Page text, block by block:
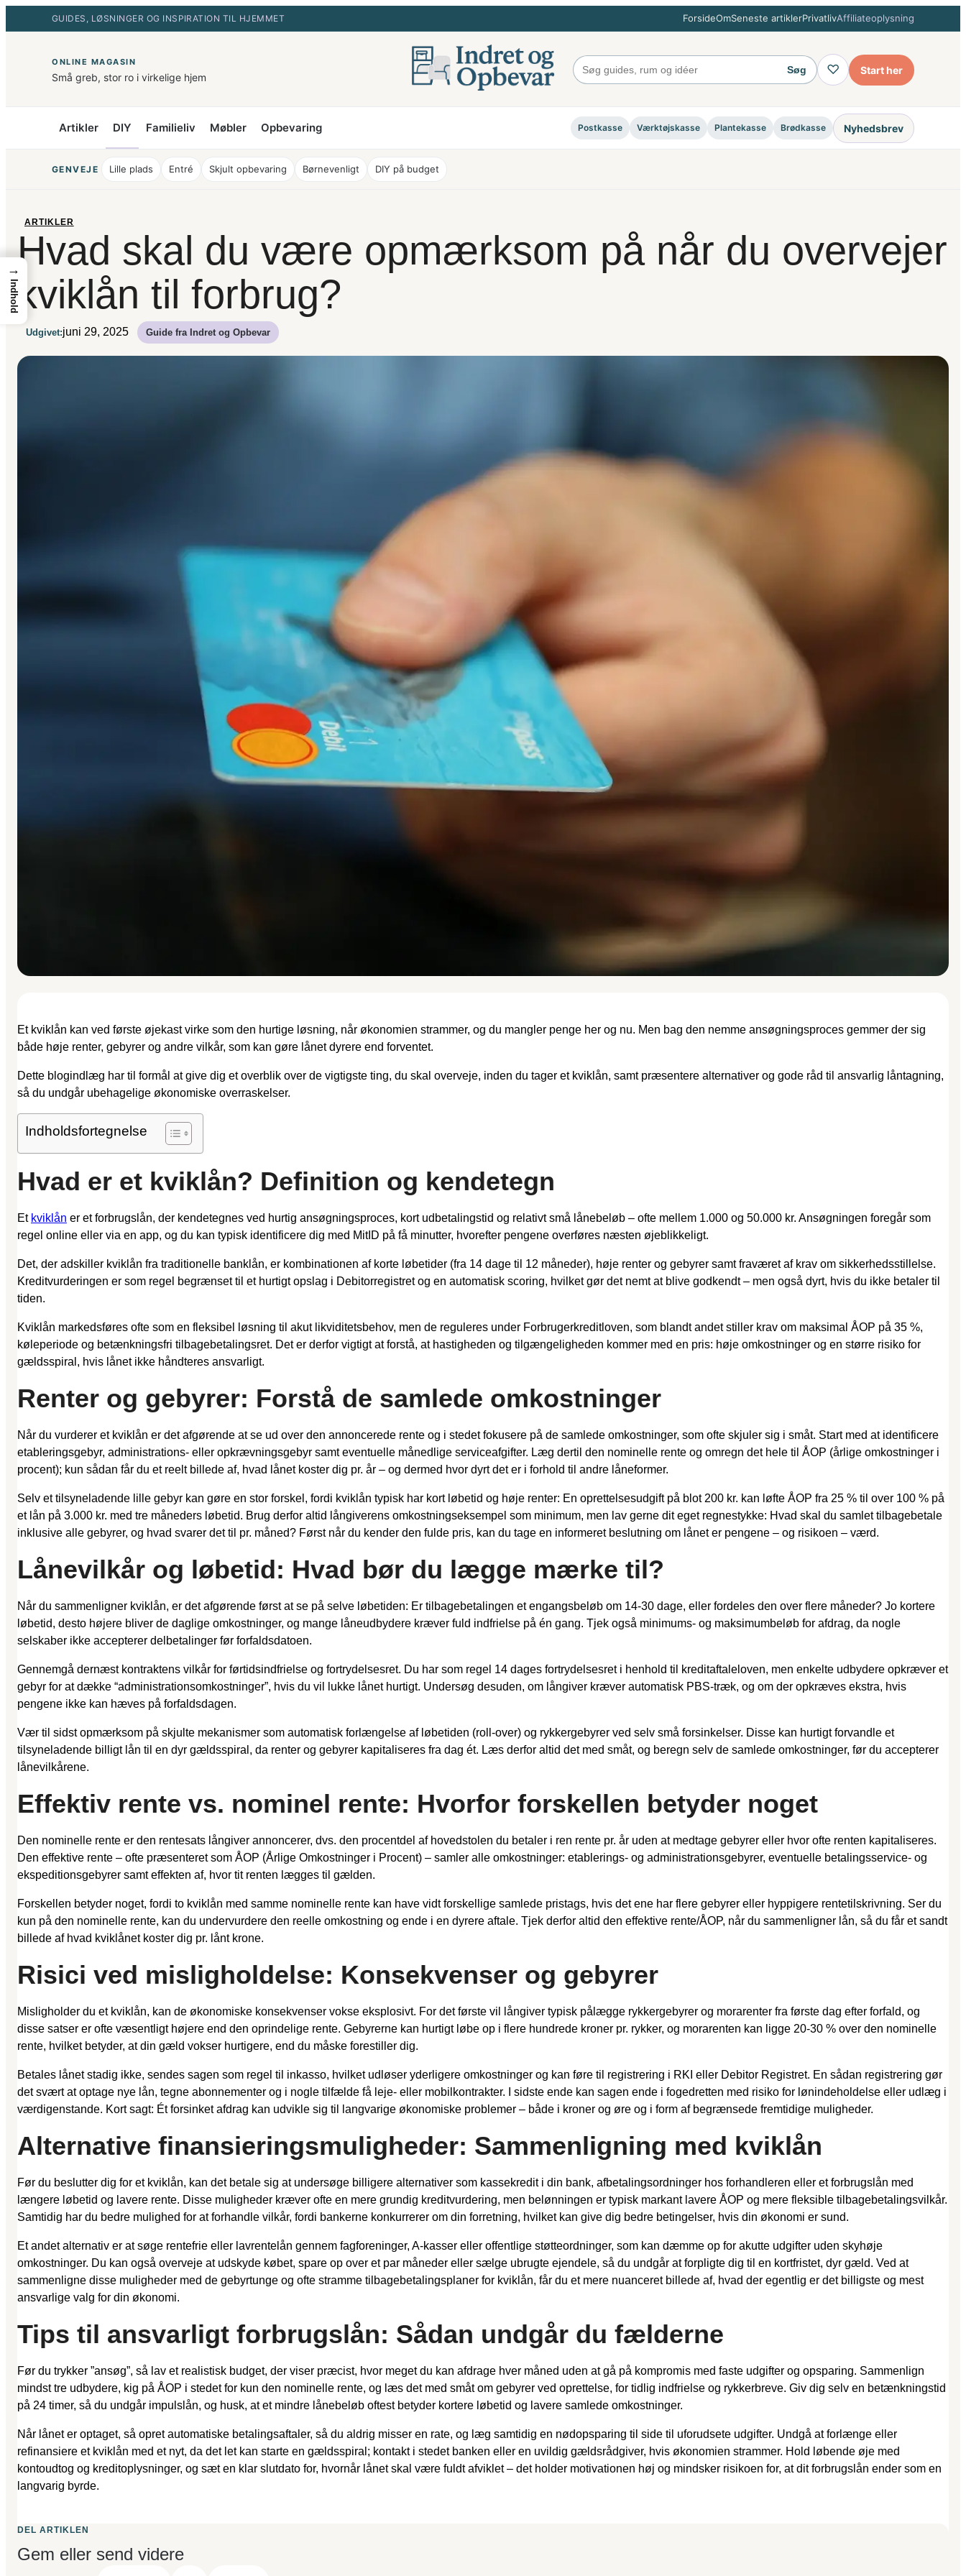
til
GUIDES, LØSNINGER OG INSPIRATION TIL HJEMMET ForsideOmSeneste artiklerPrivatlivAffiliateoplysning
ONLINE MAGASIN
Små greb, stor ro i virkelige hjem
Søg ♡ Start her
Artikler DIY Familieliv Møbler Opbevaring Postkasse Værktøjskasse Plantekasse Brødkasse Nyhedsbrev
GENVEJE Lille plads Entré Skjult opbevaring Børnevenligt DIY på budget
ARTIKLER
Hvad skal du være opmærksom på når du overvejer
kviklån til forbrug?
Udgivet:juni 29, 2025 Guide fra Indret og Opbevar
Et kviklån kan ved første øjekast virke som den hurtige løsning, når økonomien strammer, og du mangler penge her og nu. Men bag den nemme ansøgningsproces gemmer der sig
både høje renter, gebyrer og andre vilkår, som kan gøre lånet dyrere end forventet.
Dette blogindlæg har til formål at give dig et overblik over de vigtigste ting, du skal overveje, inden du tager et kviklån, samt præsentere alternativer og gode råd til ansvarlig låntagning,
så du undgår ubehagelige økonomiske overraskelser.
Indholdsfortegnelse
Hvad er et kviklån? Definition og kendetegn
Et kviklån er et forbrugslån, der kendetegnes ved hurtig ansøgningsproces, kort udbetalingstid og relativt små lånebeløb – ofte mellem 1.000 og 50.000 kr. Ansøgningen foregår som
regel online eller via en app, og du kan typisk identificere dig med MitID på få minutter, hvorefter pengene overføres næsten øjeblikkeligt.
Det, der adskiller kviklån fra traditionelle banklån, er kombinationen af korte løbetider (fra 14 dage til 12 måneder), høje renter og gebyrer samt fraværet af krav om sikkerhedsstillelse.
Kreditvurderingen er som regel begrænset til et hurtigt opslag i Debitorregistret og en automatisk scoring, hvilket gør det nemt at blive godkendt – men også dyrt, hvis du ikke betaler til
tiden.
Kviklån markedsføres ofte som en fleksibel løsning til akut likviditetsbehov, men de reguleres under Forbrugerkreditloven, som blandt andet stiller krav om maksimal ÅOP på 35 %,
køleperiode og betænkningsfri tilbagebetalingsret. Det er derfor vigtigt at forstå, at hastigheden og tilgængeligheden kommer med en pris: høje omkostninger og en større risiko for
gældsspiral, hvis lånet ikke håndteres ansvarligt.
Renter og gebyrer: Forstå de samlede omkostninger
Når du vurderer et kviklån er det afgørende at se ud over den annoncerede rente og i stedet fokusere på de samlede omkostninger, som ofte skjuler sig i småt. Start med at identificere
etableringsgebyr, administrations- eller opkrævningsgebyr samt eventuelle månedlige serviceafgifter. Læg dertil den nominelle rente og omregn det hele til ÅOP (årlige omkostninger i
procent); kun sådan får du et reelt billede af, hvad lånet koster dig pr. år – og dermed hvor dyrt det er i forhold til andre låneformer.
Selv et tilsyneladende lille gebyr kan gøre en stor forskel, fordi kviklån typisk har kort løbetid og høje renter: En oprettelsesudgift på blot 200 kr. kan løfte ÅOP fra 25 % til over 100 % på
et lån på 3.000 kr. med tre måneders løbetid. Brug derfor altid långiverens omkostningseksempel som minimum, men lav gerne dit eget regnestykke: Hvad skal du samlet tilbagebetale
inklusive alle gebyrer, og hvad svarer det til pr. måned? Først når du kender den fulde pris, kan du tage en informeret beslutning om lånet er pengene – og risikoen – værd.
Lånevilkår og løbetid: Hvad bør du lægge mærke til?
Når du sammenligner kviklån, er det afgørende først at se på selve løbetiden: Er tilbagebetalingen et engangsbeløb om 14-30 dage, eller fordeles den over flere måneder? Jo kortere
løbetid, desto højere bliver de daglige omkostninger, og mange låneudbydere kræver fuld indfrielse på én gang. Tjek også minimums- og maksimumbeløb for afdrag, da nogle
selskaber ikke accepterer delbetalinger før forfaldsdatoen.
Gennemgå dernæst kontraktens vilkår for førtidsindfrielse og fortrydelsesret. Du har som regel 14 dages fortrydelsesret i henhold til kreditaftaleloven, men enkelte udbydere opkræver et
gebyr for at dække “administrationsomkostninger”, hvis du vil lukke lånet hurtigt. Undersøg desuden, om långiver kræver automatisk PBS-træk, og om der opkræves ekstra, hvis
pengene ikke kan hæves på forfaldsdagen.
Vær til sidst opmærksom på skjulte mekanismer som automatisk forlængelse af løbetiden (roll-over) og rykkergebyrer ved selv små forsinkelser. Disse kan hurtigt forvandle et
tilsyneladende billigt lån til en dyr gældsspiral, da renter og gebyrer kapitaliseres fra dag ét. Læs derfor altid det med småt, og beregn selv de samlede omkostninger, før du accepterer
lånevilkårene.
Effektiv rente vs. nominel rente: Hvorfor forskellen betyder noget
Den nominelle rente er den rentesats långiver annoncerer, dvs. den procentdel af hovedstolen du betaler i ren rente pr. år uden at medtage gebyrer eller hvor ofte renten kapitaliseres.
Den effektive rente – ofte præsenteret som ÅOP (Årlige Omkostninger i Procent) – samler alle omkostninger: etablerings- og administrationsgebyrer, eventuelle betalingsservice- og
ekspeditionsgebyrer samt effekten af, hvor tit renten lægges til gælden.
Forskellen betyder noget, fordi to kviklån med samme nominelle rente kan have vidt forskellige samlede pris­tags, hvis det ene har flere gebyrer eller hyppigere rentetilskrivning. Ser du
kun på den nominelle rente, kan du undervurdere den reelle omkostning og ende i en dyrere aftale. Tjek derfor altid den effektive rente/ÅOP, når du sammenligner lån, så du får et sandt
billede af hvad kviklånet koster dig pr. lånt krone.
Risici ved misligholdelse: Konsekvenser og gebyrer
Misligholder du et kviklån, kan de økonomiske konsekvenser vokse eksplosivt. For det første vil långiver typisk pålægge rykkergebyrer og morarenter fra første dag efter forfald, og
disse satser er ofte væsentligt højere end den oprindelige rente. Gebyrerne kan hurtigt løbe op i flere hundrede kroner pr. rykker, og morarenten kan ligge 20-30 % over den nominelle
rente, hvilket betyder, at din gæld vokser hurtigere, end du måske forestiller dig.
Betales lånet stadig ikke, sendes sagen som regel til inkasso, hvilket udløser yderligere omkostninger og kan føre til registrering i RKI eller Debitor Registret. En sådan registrering gør
det svært at optage nye lån, tegne abonnementer og i nogle tilfælde få leje- eller mobilkontrakter. I sidste ende kan sagen ende i fogedretten med risiko for lønindeholdelse eller udlæg i
værdigenstande. Kort sagt: Ét forsinket afdrag kan udvikle sig til langvarige økonomiske problemer – både i kroner og øre og i form af begrænsede fremtidige muligheder.
Alternative finansieringsmuligheder: Sammenligning med kviklån
Før du beslutter dig for et kviklån, kan det betale sig at undersøge billigere alternativer som kassekredit i din bank, afbetalingsordninger hos forhandleren eller et forbrugslån med
længere løbetid og lavere rente. Disse muligheder kræver ofte en mere grundig kreditvurdering, men belønningen er typisk markant lavere ÅOP og mere fleksible tilbagebetalingsvilkår.
Samtidig har du bedre mulighed for at forhandle vilkår, fordi bankerne konkurrerer om din forretning, hvilket kan give dig bedre betingelser, hvis din økonomi er sund.
Et andet alternativ er at søge rentefrie eller lavrentelån gennem fagforeninger, A-kasser eller offentlige støtteordninger, som kan dæmme op for akutte udgifter uden skyhøje
omkostninger. Du kan også overveje at udskyde købet, spare op over et par måneder eller sælge ubrugte ejendele, så du undgår at forpligte dig til en kortfristet, dyr gæld. Ved at
sammenligne disse muligheder med de gebyrtunge og ofte stramme tilbagebetalingsplaner for kviklån, får du et mere nuanceret billede af, hvad der egentlig er det billigste og mest
ansvarlige valg for din økonomi.
Tips til ansvarligt forbrugslån: Sådan undgår du fælderne
Før du trykker ”ansøg”, så lav et realistisk budget, der viser præcist, hvor meget du kan afdrage hver måned uden at gå på kompromis med faste udgifter og opsparing. Sammenlign
mindst tre udbydere, kig på ÅOP i stedet for kun den nominelle rente, og læs det med småt om gebyrer ved oprettelse, for tidlig indfrielse og rykkerbreve. Giv dig selv en betænkningstid
på 24 timer, så du undgår impulslån, og husk, at et mindre lånebeløb oftest betyder kortere løbetid og lavere samlede omkostninger.
Når lånet er optaget, så opret automatiske betalingsaftaler, så du aldrig misser en rate, og læg samtidig en nødopsparing til side til uforudsete udgifter. Undgå at forlænge eller
refinansiere et kviklån med et nyt, da det let kan starte en gældsspiral; kontakt i stedet banken eller en uvildig gældsrådgiver, hvis økonomien strammer. Hold løbende øje med
kontoudtog og kreditoplysninger, og sæt en klar slutdato for, hvornår lånet skal være fuldt afviklet – det holder motivationen høj og mindsker risikoen for, at dit forbrugslån ender som en
langvarig byrde.
DEL ARTIKLEN
Gem eller send videre
→
Indhold